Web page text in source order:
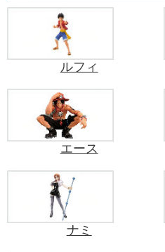
ルフィ
エース
ナミ